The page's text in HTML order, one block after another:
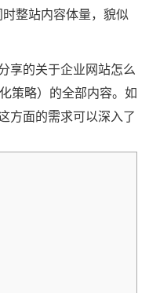
整站内容体量，貌似
的关于企业网站怎么
策略）的全部内容。如
方面的需求可以深入了